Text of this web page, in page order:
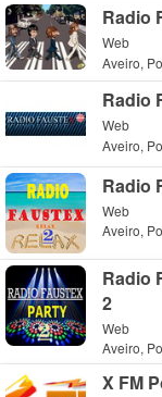
Radio
Web
Aveiro,
Radio
Web
Aveiro,
Radio
Web
Aveiro,
Radio
2
Web
Aveiro,
X FM